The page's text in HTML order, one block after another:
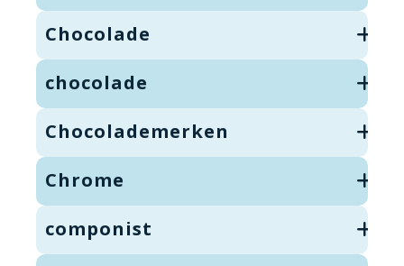
Chocolade
chocolade
Chocolademerken
Chrome
componist